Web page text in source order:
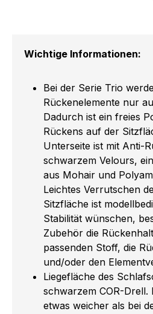
Wichtige Informationen:
Bei der Serie Trio
Rückenelemente nur
Dadurch ist ein freies
Rückens auf der
Unterseite ist mit Anti-
schwarzem Velours,
aus Mohair und
Leichtes Verrutschen
Sitzfläche ist
Stabilität wünschen,
Zubehör die
passenden Stoff, die
und/oder den
Liegefläche des
schwarzem COR-Drell.
etwas weicher als bei